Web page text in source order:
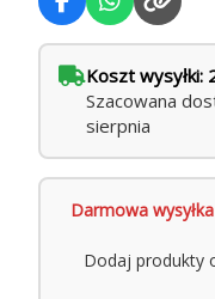
Koszt wysyłki:
Szacowana
sierpnia
Darmowa wysyłka
Dodaj produkty